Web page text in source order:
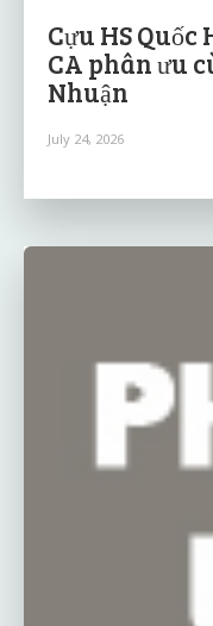
Cựu HS Quốc
CA phân ưu
Nhuận
July 24, 2026